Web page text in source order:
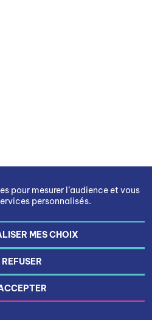
pour mesurer l’audience et vous
personnalisés.
MES CHOIX
REFUSER